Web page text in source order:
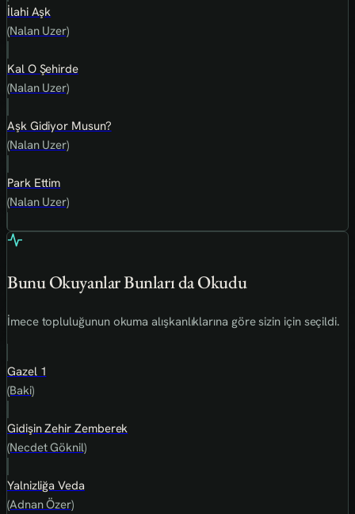
İlahi Aşk
(Nalan Uzer)
Kal O Şehirde
(Nalan Uzer)
Aşk Gidiyor Musun?
(Nalan Uzer)
Park Ettim
(Nalan Uzer)
Bunu Okuyanlar Bunları da Okudu
İmece topluluğunun okuma alışkanlıklarına göre sizin için seçildi.
Gazel 1
(Baki)
Gidişin Zehir Zemberek
(Necdet Göknil)
Yalnizliğa Veda
(Adnan Özer)